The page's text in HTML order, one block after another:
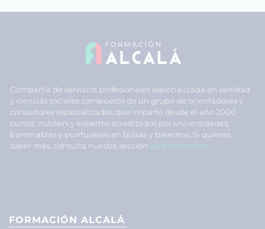
Compañía de servicios profesionales especializada en sanidad
y ciencias sociales compuesto de un grupo de orientadores y
consultores especializados que imparte desde el año 2000
cursos, másters y expertos acreditados por universidades,
baremables y puntuables en bolsas y baremos. Si quieres
saber más, consulta nuestra sección quiénes somos
FORMACIÓN ALCALÁ